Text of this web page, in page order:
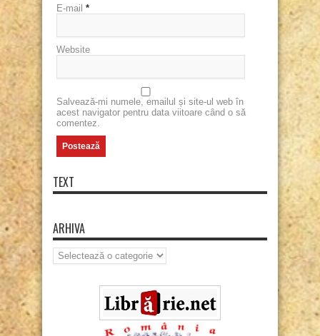
E-mail *
Website
Salvează-mi numele, emailul și site-ul web în
acest navigator pentru data viitoare când o să
comentez.
TEXT
ARHIVA
Arhiva